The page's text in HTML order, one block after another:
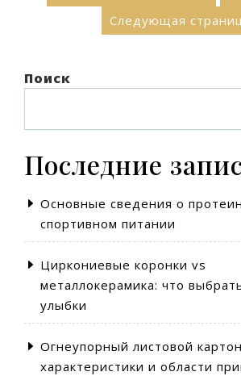
записейСледующая
Поиск
Последние
Основные сведения о
спортивном питании
Циркониевые коронки vs
металлокерамика: что
улыбки
Огнеупорный листовой
характеристики и области